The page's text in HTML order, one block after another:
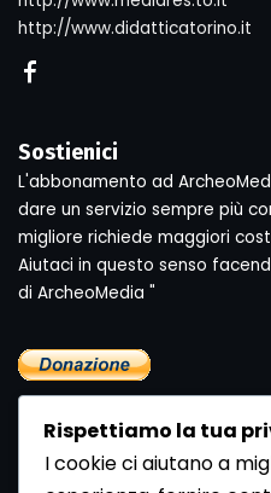
http://www.didatticatorino.it
Sostienici
L'abbonamento ad
dare un servizio sempre più
migliore richiede maggiori
Aiutaci in questo senso
di ArcheoMedia "
Rispettiamo la tua
I cookie ci aiutano a